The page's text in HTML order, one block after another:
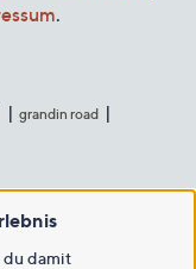
.
grandin road
du damit